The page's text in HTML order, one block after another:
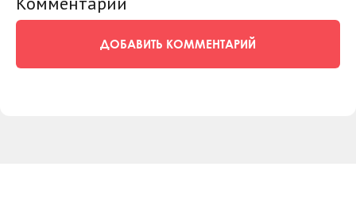
ДОБАВИТЬ КОММЕНТАРИЙ